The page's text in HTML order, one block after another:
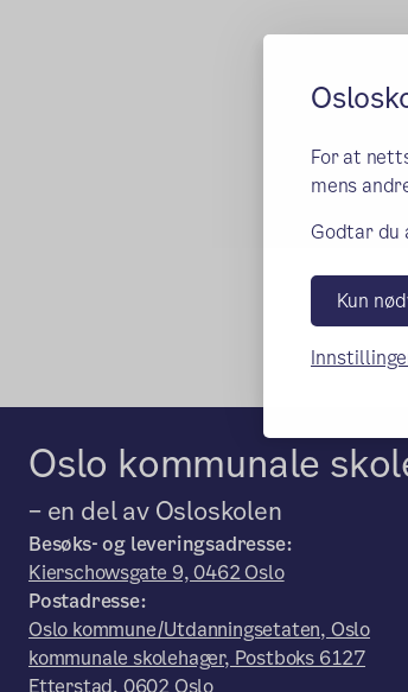
For at
mens
Godtar du
Kun
Oslo kommunale
– en del av Osloskolen
Besøks- og leveringsadresse:
Kierschowsgate 9, 0462 Oslo
Postadresse:
Oslo kommune/Utdanningsetaten, Oslo
kommunale skolehager, Postboks 6127